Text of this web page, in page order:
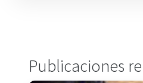
Publicaciones